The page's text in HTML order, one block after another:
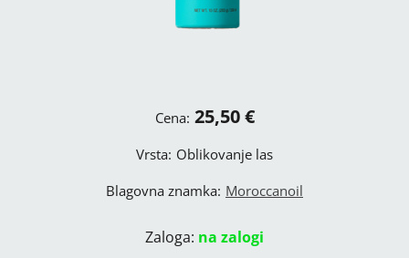
Cena: 25,50 €
Vrsta: Oblikovanje las
Blagovna znamka: Moroccanoil
Zaloga: na zalogi